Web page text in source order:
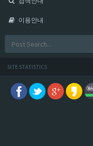
이용안내
SITE STATISTICS